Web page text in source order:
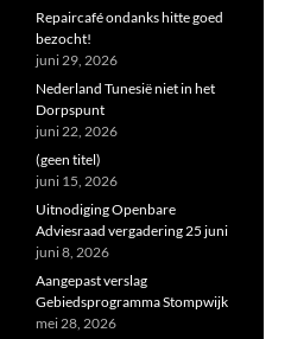
Repaircafé ondanks hitte goed
bezocht!
juni 29, 2026
Nederland Tunesië niet in het
Dorpspunt
juni 22, 2026
(geen titel)
juni 15, 2026
Uitnodiging Openbare
Adviesraad vergadering 25 juni
juni 8, 2026
Aangepast verslag
Gebiedsprogramma Stompwijk
mei 28, 2026